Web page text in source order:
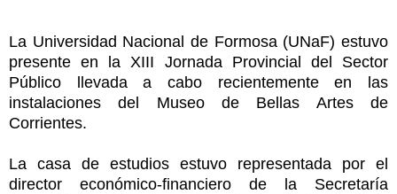
La Universidad Nacional de Formosa (UNaF) estuvo
presente en la XIII Jornada Provincial del Sector
Público llevada a cabo recientemente en las
instalaciones del Museo de Bellas Artes de
Corrientes.
La casa de estudios estuvo representada por el
director económico-financiero de la Secretaría